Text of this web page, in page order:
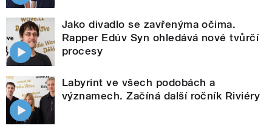
Jako divadlo se zavřenýma očima.
Rapper Edúv Syn ohledává nové tvůrčí
procesy
Labyrint ve všech podobách a
významech. Začíná další ročník Riviéry